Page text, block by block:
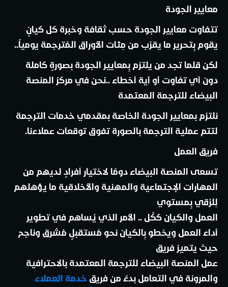
معايير الجودة
تتفاوت معايير الجودة حسب ثقافة وخبرة كل كيانٍ
يقوم بِتحرير ما يقرُب من مِئات الأوراق المُترجمة يومياً..
لكن قلما تجد من يلتزم بِمعايير الجودة بصورةٍ كاملة
دون أي تفاوت أو أية أخطاء ..نحن في مركز المنصة
البيضاء للترجمة المعتمدة
نلتزم بمعايير الجودة الخاصة بمقدمي خدمات الترجمة
لتتم عملية الترجمة بالصورة تفوق توقعات عملاءنا.
فريق العمل
تسعى المنصة البيضاء دومًا لاختيار أفرادٍ لديهم من
المهارات الإجتماعية والمهنية والأخلاقية ما يؤهلهم
لِلرُقي بِمستوي
العمل والكيان ككُل .. الأمر الذي يُساهم في تطوير
أداء العمل ويخطو بِالكيان نحو مُستقبلٍ مُشرق وناجح
حيث يتميز فريق
عمل المنصة البيضاء للترجمة المعتمدة بالاحترافية
والمرونة في التعامل بدءً من فريق خدمة العملاء